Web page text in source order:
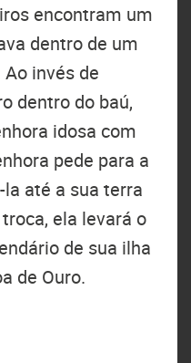
encontram um
dentro de um
invés de
dentro do baú,
idosa com
pede para a
até a sua terra
ela levará o
de sua ilha
de Ouro.